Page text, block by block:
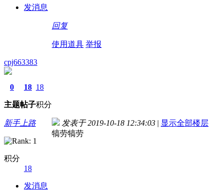
发消息
回复
使用道具 举报
cpj663383
0
主题
18
帖子
18
积分
新手上路
积分
18
发消息
发表于 2019-10-18 12:34:03 | 显示全部楼层
犒劳犒劳